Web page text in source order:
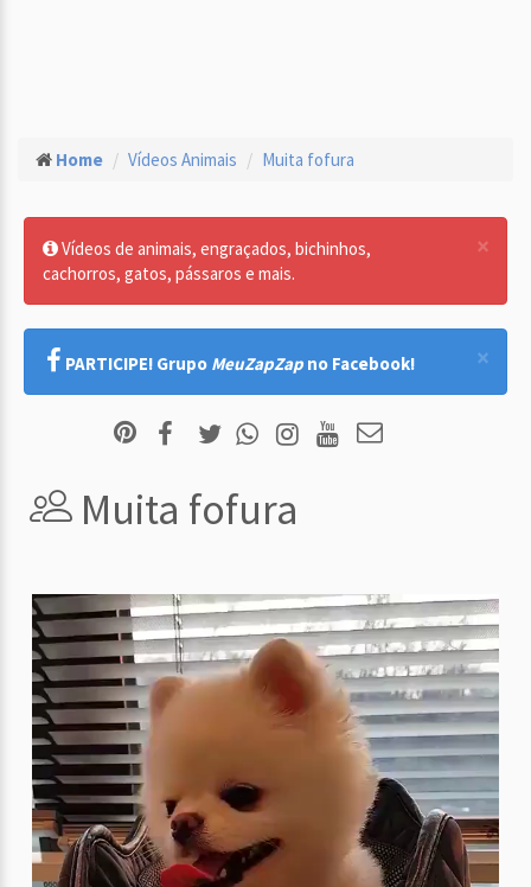
Home Vídeos Animais Muita fofura
×
Vídeos de animais, engraçados, bichinhos,
cachorros, gatos, pássaros e mais.
×
PARTICIPE! Grupo MeuZapZap no Facebook!
Muita fofura